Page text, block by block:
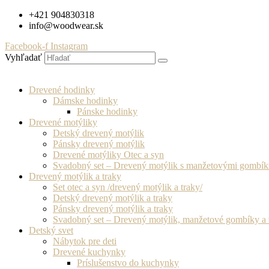
Preskočiť+421 904830318
info@woodwear.sk
Facebook-f Instagram
Vyhľadať
Drevené hodinky
Dámske hodinky
Pánske hodinky
Drevené motýliky
Detský drevený motýlik
Pánsky drevený motýlik
Drevené motýliky Otec a syn
Svadobný set – Drevený motýlik s manžetovými
Drevený motýlik a traky
Set otec a syn /drevený motýlik a traky/
Detský drevený motýlik a traky
Pánsky drevený motýlik a traky
Svadobný set – Drevený motýlik, manžetové gombíky a
Detský svet
Nábytok pre deti
Drevené kuchynky
Príslušenstvo do kuchynky